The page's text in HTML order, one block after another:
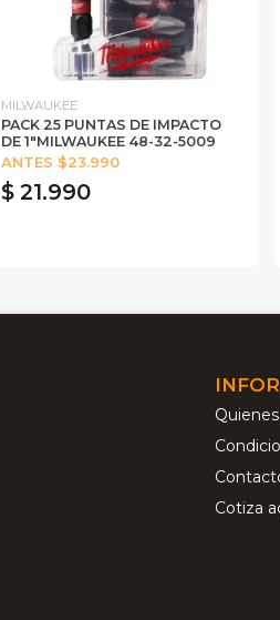
MILWAUKEE
PACK 25 PUNTAS DE IMPACTO
DE 1"MILWAUKEE 48-32-5009
ANTES $23.990
$ 21.990
Cotiza